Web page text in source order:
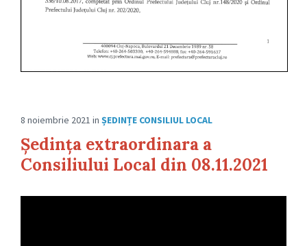
8 noiembrie 2021 in ȘEDINȚE CONSILIUL LOCAL
Ședința extraordinara a
Consiliului Local din 08.11.2021